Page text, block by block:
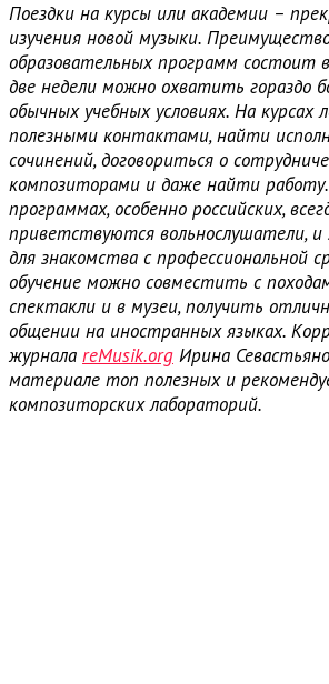
Поездки на курсы или академии –
изучения новой музыки.
образовательных программ состоит
две недели можно охватить гораздо
обычных учебных условиях. На курсах
полезными контактами, найти
сочинений, договориться о
композиторами и даже найти
программах, особенно российских,
приветствуются вольнослушатели, и
для знакомства с профессиональной
обучение можно совместить с
спектакли и в музеи, получить
общении на иностранных языках.
журнала reMusik.org Ирина
материале топ полезных и
композиторских лабораторий.